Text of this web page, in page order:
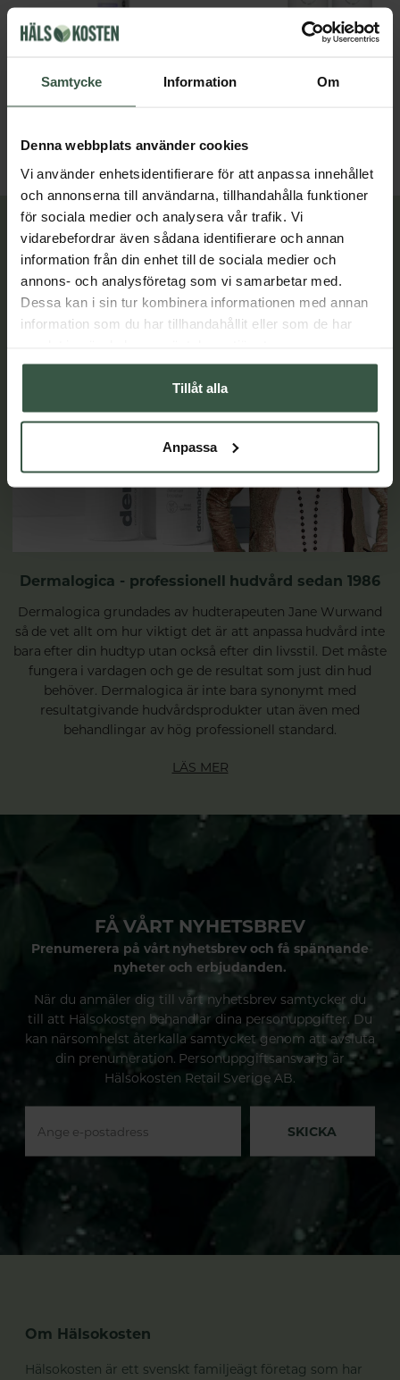
Samtycke Information Om
Denna webbplats använder cookies
Vi använder enhetsidentifierare för att anpassa innehållet
och annonserna till användarna, tillhandahålla funktioner
för sociala medier och analysera vår trafik. Vi
vidarebefordrar även sådana identifierare och annan
information från din enhet till de sociala medier och
annons- och analysföretag som vi samarbetar med.
Dessa kan i sin tur kombinera informationen med annan
information som du har tillhandahållit eller som de har
Tillåt alla
Anpassa
Dermalogica Jabushe
Lär dig mer
Dermalogica - professionell hudvård sedan 1986
Dermalogica grundades av hudterapeuten Jane Wurwand
så de vet allt om hur viktigt det är att anpassa hudvård inte
bara efter din hudtyp utan också efter din livsstil. Det måste
fungera i vardagen och ge de resultat som just din hud
behöver. Dermalogica är inte bara synonymt med
resultatgivande hudvårdsprodukter utan även med
behandlingar av hög professionell standard.
LÄS MER
FÅ VÅRT NYHETSBREV
Prenumerera på vårt nyhetsbrev och få spännande
nyheter och erbjudanden.
När du anmäler dig till vårt nyhetsbrev samtycker du
till att Hälsokosten behandlar dina personuppgifter. Du
kan närsomhelst återkalla samtycket genom att avsluta
din prenumeration. Personuppgiftsansvarig är
Hälsokosten Retail Sverige AB.
SKICKA
Om Hälsokosten
Hälsokosten är ett svenskt familjeägt företag som har